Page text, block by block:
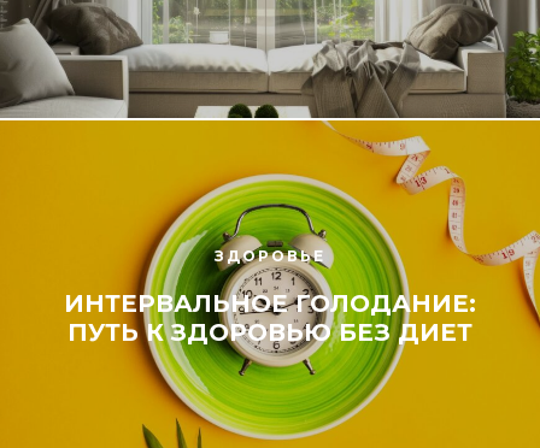
ЗДОРОВЬЕ
ИНТЕРВАЛЬНОЕ ГОЛОДАНИЕ:
ПУТЬ К ЗДОРОВЬЮ БЕЗ ДИЕТ